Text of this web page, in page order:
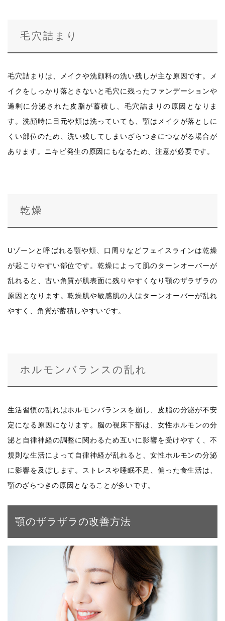
毛穴詰まり
毛穴詰まりは、メイクや洗顔料の洗い残しが主な原因です。メ
イクをしっかり落とさないと毛穴に残ったファンデーションや
過剰に分泌された皮脂が蓄積し、毛穴詰まりの原因となりま
す。洗顔時に目元や頬は洗っていても、顎はメイクが落としに
くい部位のため、洗い残してしまいざらつきにつながる場合が
あります。ニキビ発生の原因にもなるため、注意が必要です。
乾燥
Uゾーンと呼ばれる顎や頬、口周りなどフェイスラインは乾燥
が起こりやすい部位です。乾燥によって肌のターンオーバーが
乱れると、古い角質が肌表面に残りやすくなり顎のザラザラの
原因となります。乾燥肌や敏感肌の人はターンオーバーが乱れ
やすく、角質が蓄積しやすいです。
ホルモンバランスの乱れ
生活習慣の乱れはホルモンバランスを崩し、皮脂の分泌が不安
定になる原因になります。脳の視床下部は、女性ホルモンの分
泌と自律神経の調整に関わるため互いに影響を受けやすく、不
規則な生活によって自律神経が乱れると、女性ホルモンの分泌
に影響を及ぼします。ストレスや睡眠不足、偏った食生活は、
顎のざらつきの原因となることが多いです。
顎のザラザラの改善方法